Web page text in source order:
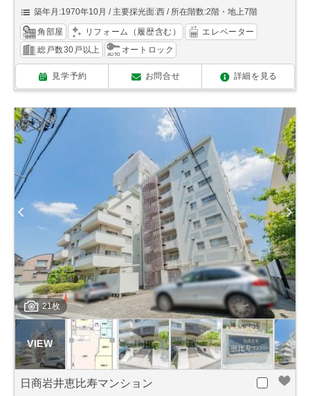
築年月:1970年10月
主要採光面:西 所在階数:2階・地上7階
角部屋 リフォーム（履歴含む）
エレベーター
総戸数30戸以上
オートロック
見学予約 お問合せ 詳細を見る
21枚
日商岩井恵比寿マンション